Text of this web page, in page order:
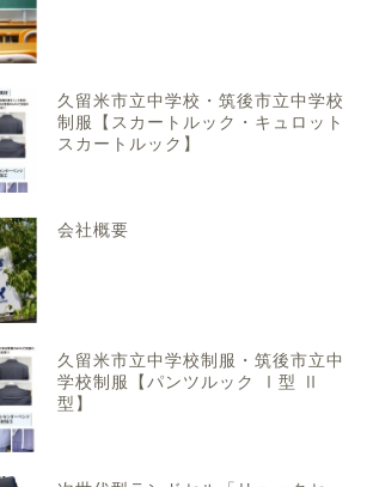
久留米市立中学校・筑後市立中学校
制服【スカートルック・キュロット
スカートルック】
会社概要
久留米市立中学校制服・筑後市立中
学校制服【パンツルック Ⅰ型 Ⅱ
型】